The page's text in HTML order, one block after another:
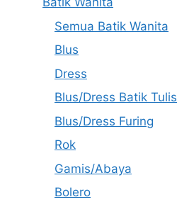
Semua Batik Wanita
Blus
Dress
Blus/Dress Batik Tulis
Blus/Dress Furing
Rok
Gamis/Abaya
Bolero